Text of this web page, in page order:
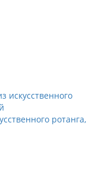
ротанга,